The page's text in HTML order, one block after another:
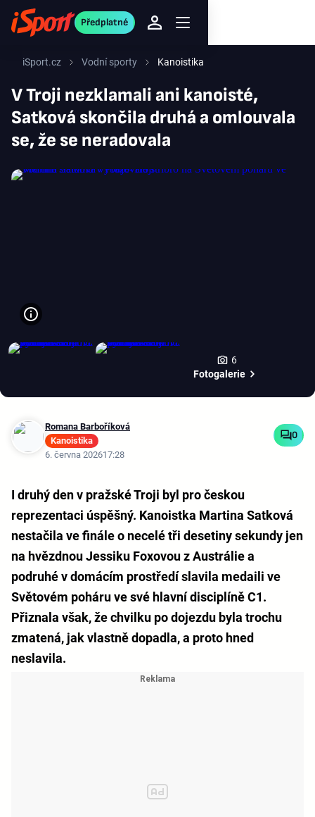
Předplatné
iSport.cz Vodní sporty Kanoistika
V Troji nezklamali ani kanoisté,
Satková skončila druhá a omlouvala
se, že se neradovala
6
Fotogalerie
Romana Barboříková
Kanoistika
6. června 202617:28
0
I druhý den v pražské Troji byl pro českou
reprezentaci úspěšný. Kanoistka Martina Satková
nestačila ve finále o necelé tři desetiny sekundy jen
na hvězdnou Jessiku Foxovou z Austrálie a
podruhé v domácím prostředí slavila medaili ve
Světovém poháru ve své hlavní disciplíně C1.
Přiznala však, že chvilku po dojezdu byla trochu
zmatená, jak vlastně dopadla, a proto hned
neslavila.